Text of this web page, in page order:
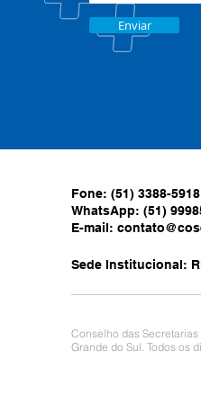
Enviar
Fone: (51) 3388-5918
WhatsApp: (51)
E-mail:
Sede Institucional:
Conselho das
Grande do Sul. Todos os